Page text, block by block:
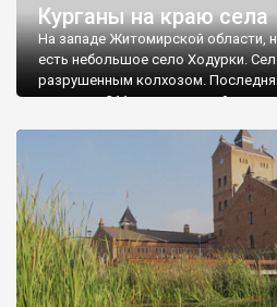
Курганы на краю села
На западе Житомирской области,
есть небольшое село Ходурки.
разрушенным колхозом.
жило там 211 человек, а сейчас,
считать странного называния),
правом береге реки Случь,
руководством Звиздецкого не
курганных погребений.
что захоронены там ятвяги.
жили ятвяги далеко на севере
Беларуси, Польши и Литвы) и
таких курганов не обнаружено.